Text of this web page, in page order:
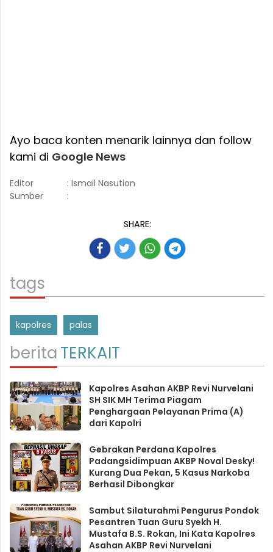
Ayo baca konten menarik lainnya dan follow
kami di Google News
Editor
: Ismail Nasution
Sumber
:
SHARE:
tags
kapolres palas
beritaTERKAIT
Kapolres Asahan AKBP Revi Nurvelani
SH SIK MH Terima Piagam
Penghargaan Pelayanan Prima (A)
dari Kapolri
Gebrakan Perdana Kapolres
Padangsidimpuan AKBP Noval Desky!
Kurang Dua Pekan, 5 Kasus Narkoba
Berhasil Dibongkar
Sambut Silaturahmi Pengurus Pondok
Pesantren Tuan Guru Syekh H.
Mustafa B.S. Rokan, Ini Kata Kapolres
Asahan AKBP Revi Nurvelani